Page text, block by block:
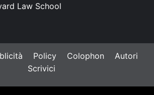
Law School
Policy Colophon
Autori
Scrivici